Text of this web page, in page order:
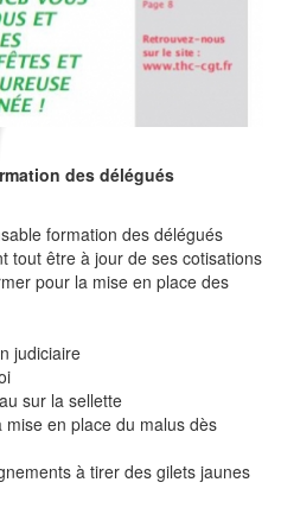
des délégués
formation des délégués
tout être à jour de ses cotisations
pour la mise en place des
judiciaire
sur la sellette
en place du malus dès
à tirer des gilets jaunes